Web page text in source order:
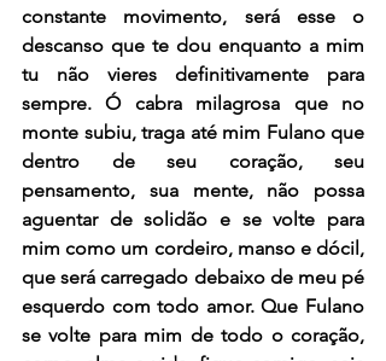
constante movimento, será esse o
descanso que te dou enquanto a mim
tu não vieres definitivamente para
sempre. Ó cabra milagrosa que no
monte subiu, traga até mim Fulano que
dentro de seu coração, seu
pensamento, sua mente, não possa
aguentar de solidão e se volte para
mim como um cordeiro, manso e dócil,
que será carregado debaixo de meu pé
esquerdo com todo amor. Que Fulano
se volte para mim de todo o coração,